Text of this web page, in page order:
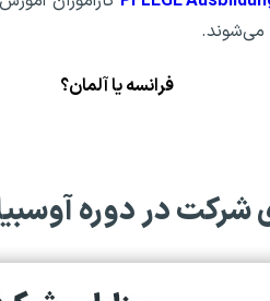
می‌شوند.
فرانسه یا آلمان؟
شرکت در دوره